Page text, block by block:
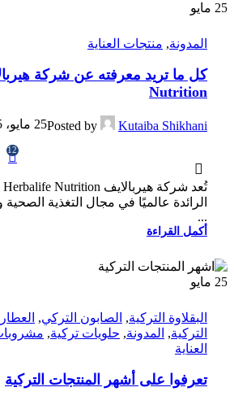
25 مايو
المدونة, منتجات العناية
Nutrition
Posted by Kutaiba Shikhani 25 مايو، 2025
12
الرائدة عالميًا في مجال التغذية الصحية
...
أكمل القراءة
25 مايو
البقلاوة التركية, الصابون التركي,
التركية, المدونة, حلويات تركية,
العناية
تعرفوا على أشهر المنتجات التركية